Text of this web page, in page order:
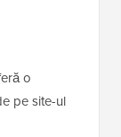
o
pe site-ul